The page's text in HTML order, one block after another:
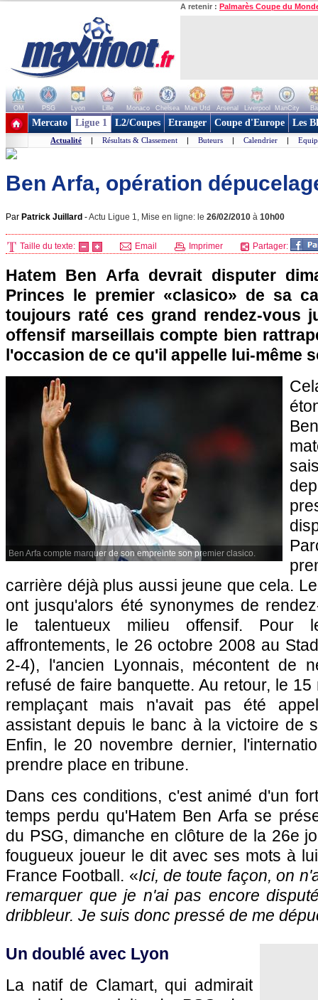
A retenir : Palmarès Coupe du
OM PSG Lyon Lille Monaco Chelsea Man Utd Arsenal Liverpool ManCity
+ de clubs
Mercato Ligue 1 L2/Coupes Etranger Coupe d'Europe Les
Actualité | Résultats & Classement | Buteurs | Calendrier |
Ben Arfa, opération
Par Patrick Juillard -Actu Ligue 1, Mise en ligne: le 26/02/2010 à 10h00
Taille du texte: Email Imprimer Partager:
Hatem Ben Arfa devrait disputer
Princes le premier «clasico» de sa
toujours raté ces grand rendez-vous
offensif marseillais compte bien
l'occasion de ce qu'il appelle lui-même
Ben Arfa compte marquer de son empreinte son premier clasico.
carrière déjà plus aussi jeune que cela.
ont jusqu'alors été synonymes de
le talentueux milieu offensif. Pour
affrontements, le 26 octobre 2008 au
2-4), l'ancien Lyonnais, mécontent de
refusé de faire banquette. Au retour, le
remplaçant mais n'avait pas été
assistant depuis le banc à la victoire de
Enfin, le 20 novembre dernier,
prendre place en tribune.
Dans ces conditions, c'est animé d'un
temps perdu qu'Hatem Ben Arfa se
du PSG, dimanche en clôture de la 26e
fougueux joueur le dit avec ses mots à
France Football. «Ici, de toute façon, on
remarquer que je n'ai pas encore
dribbleur. Je suis donc pressé de me
Un doublé avec Lyon
La natif de Clamart, qui admirait